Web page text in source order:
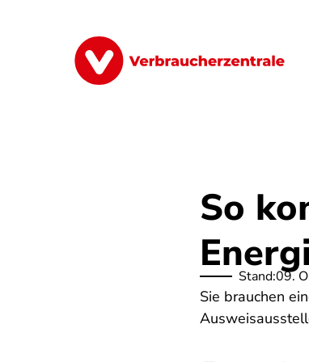
Finanzen Digitales
So
Stand:09.
Sie brauchen